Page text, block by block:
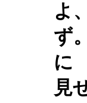
よ
ず
に
見